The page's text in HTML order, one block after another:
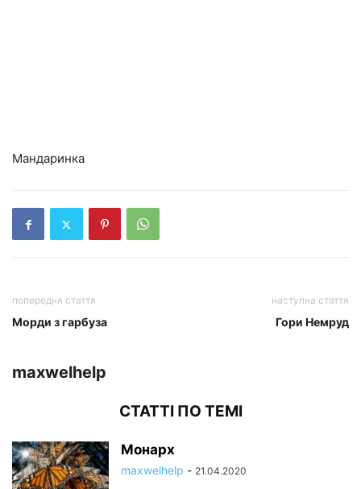
Мандаринка
попередня стаття
Морди з гарбуза
наступна стаття
Гори Немруд
maxwelhelp
СТАТТІ ПО ТЕМІ
Монарх
maxwelhelp - 21.04.2020